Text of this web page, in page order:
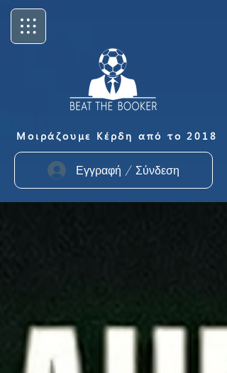
Μοιράζουμε Κέρδη από το 2018
Εγγραφή / Σύνδεση